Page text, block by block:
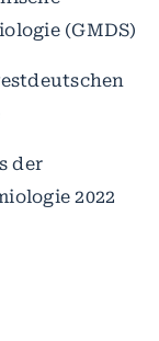
(GMDS)
der
2022